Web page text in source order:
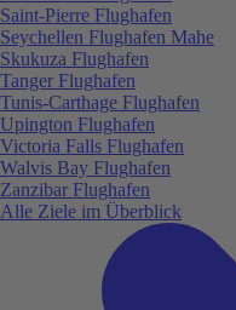
Saint-Pierre Flughafen
Seychellen Flughafen Mahe
Skukuza Flughafen
Tanger Flughafen
Tunis-Carthage Flughafen
Upington Flughafen
Victoria Falls Flughafen
Walvis Bay Flughafen
Zanzibar Flughafen
Alle Ziele im Überblick